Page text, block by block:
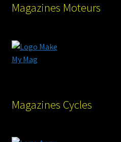
Magazines Moteurs
Magazines Cycles